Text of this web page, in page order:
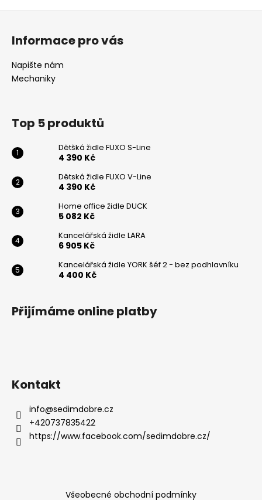
Z
Informace pro vás
Napište nám
Mechaniky
Top 5 produktů
Dětšká židle FUXO S-Line
4 390 Kč
Dětská židle FUXO V-Line
4 390 Kč
Home office židle DUCK
5 082 Kč
Kancelářská židle LARA
6 905 Kč
Kancelářská židle YORK šéf 2 - bez podhlavníku
4 400 Kč
Přijímáme online platby
Kontakt
info@sedimdobre.cz
+420737835422
https://www.facebook.com/sedimdobre.cz/
Všeobecné obchodní podmínky